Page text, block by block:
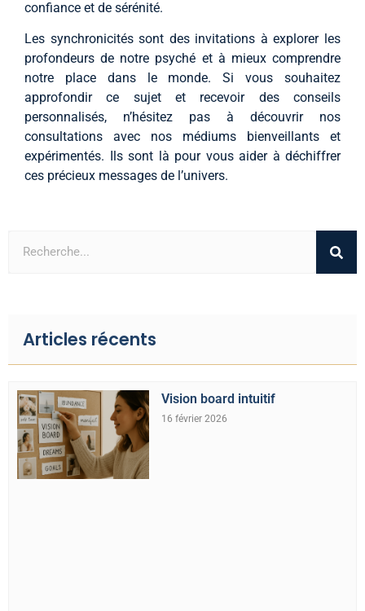
confiance et de sérénité.
Les synchronicités sont des invitations à explorer les
profondeurs de notre psyché et à mieux comprendre
notre place dans le monde. Si vous souhaitez
approfondir ce sujet et recevoir des conseils
personnalisés, n’hésitez pas à découvrir nos
consultations avec nos médiums bienveillants et
expérimentés. Ils sont là pour vous aider à déchiffrer
ces précieux messages de l’univers.
Articles récents
Vision board intuitif
16 février 2026